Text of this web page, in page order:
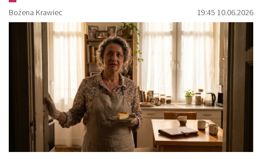
Bożena Krawiec 19:45 10.06.2026